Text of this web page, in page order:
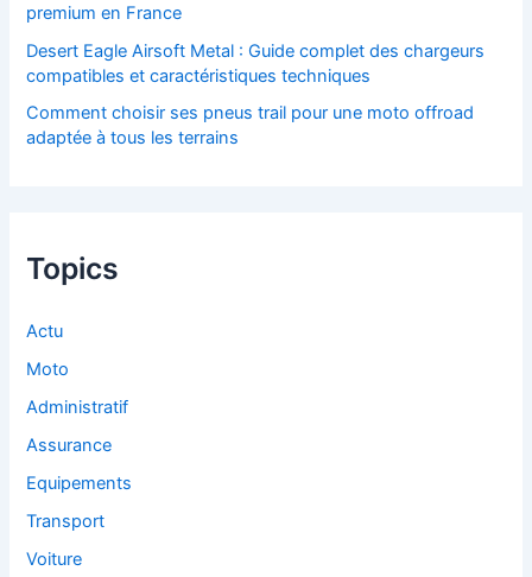
premium en France
Desert Eagle Airsoft Metal : Guide complet des chargeurs
compatibles et caractéristiques techniques
Comment choisir ses pneus trail pour une moto offroad
adaptée à tous les terrains
Topics
Actu
Moto
Administratif
Assurance
Equipements
Transport
Voiture